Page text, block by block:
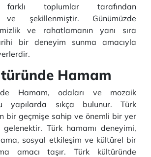
farklı toplumlar tarafından
ve şekillenmiştir. Günümüzde
ve rahatlamanın yanı sıra
bir deneyim sunma amacıyla
Hamam
Hamam, odaları ve mozaik
yapılarda sıkça bulunur. Türk
bir geçmişe sahip ve önemli bir yer
Türk hamamı deneyimi,
sosyal etkileşim ve kültürel bir
amacı taşır. Türk kültüründe